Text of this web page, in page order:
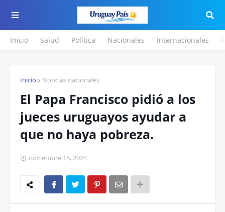
Inicio Salud Política Nacionales Internacionales
Inicio Noticias nacionales
El Papa Francisco pidió a los
jueces uruguayos ayudar a
que no haya pobreza.
noviembre 15, 2024